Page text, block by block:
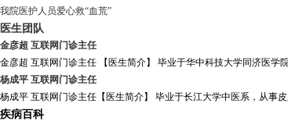
我院医护人员爱心救“血荒”
医生团队
金彦超 互联网门诊主任
金彦超 互联网门诊主任 【医生简介】 毕业于华中科技大学同济医学
杨成平 互联网门诊主任
杨成平 互联网门诊主任【医生简介】 毕业于长江大学中医系，从事
疾病百科